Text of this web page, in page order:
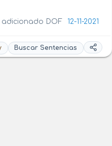
adicionado DOF 12-11-2021
Buscar Sentencias